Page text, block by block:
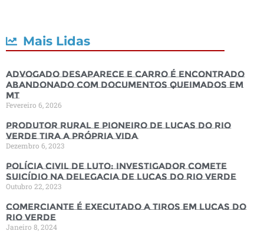
Mais Lidas
Advogado desaparece e carro é encontrado
abandonado com documentos queimados em
MT
Fevereiro 6, 2026
Produtor rural e pioneiro de Lucas do Rio
Verde tira a própria vida
Dezembro 6, 2023
Polícia Civil de luto: Investigador comete
suicídio na Delegacia de Lucas do Rio Verde
Outubro 22, 2023
Comerciante é executado a tiros em Lucas do
Rio Verde
Janeiro 8, 2024